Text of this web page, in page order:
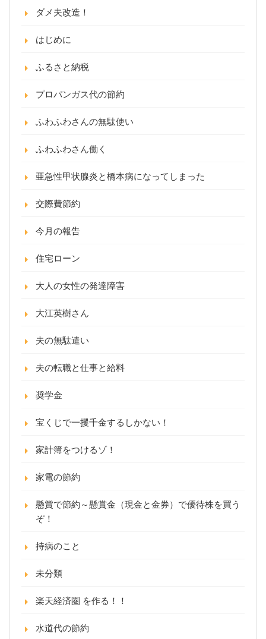
ダメ夫改造！
はじめに
ふるさと納税
プロパンガス代の節約
ふわふわさんの無駄使い
ふわふわさん働く
亜急性甲状腺炎と橋本病になってしまった
交際費節約
今月の報告
住宅ローン
大人の女性の発達障害
大江英樹さん
夫の無駄遣い
夫の転職と仕事と給料
奨学金
宝くじで一攫千金するしかない！
家計簿をつけるゾ！
家電の節約
懸賞で節約～懸賞金（現金と金券）で優待株を買う
ぞ！
持病のこと
未分類
楽天経済圏 を作る！！
水道代の節約